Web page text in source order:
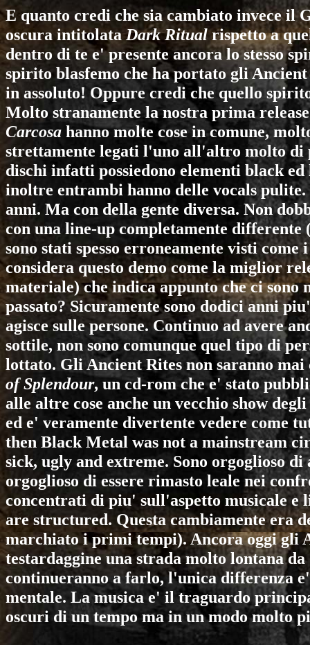
E quanto credi che sia cambiato invece il
oscura intitolataDark Ritualrispetto a
dentro di te e' presente ancora lo stesso
spirito blasfemo che ha portato gli
in assoluto! Oppure credi che quello
Molto stranamente la nostra prima
Carcosa hanno molte cose in comune,
strettamente legati l'uno all'altro molto di
dischi infatti possiedono elementi black
inoltre entrambi hanno delle vocals
anni. Ma con della gente diversa. Non
con una line-up completamente
sono stati spesso erroneamente visti
considera questo demo come la miglior
materiale) che indica appunto che ci
passato? Sicuramente sono dodici anni
agisce sulle persone. Continuo ad avere
sottile, non sono comunque quel tipo di
lottato. Gli Ancient Rites non saranno
of Splendour, un cd-rom che e' stato
alle altre cose anche un vecchio show degli
ed e' veramente divertente vedere come
then Black Metal was not a mainstream
sick, ugly and extreme. Sono orgoglioso
orgoglioso di essere rimasto leale nei
concentrati di piu' sull'aspetto musicale e
are structured. Questa cambiamente era
marchiato i primi tempi). Ancora oggi gli
testardaggine una strada molto lontana
continueranno a farlo, l'unica differenza
mentale. La musica e' il traguardo
oscuri di un tempo ma in un modo molto